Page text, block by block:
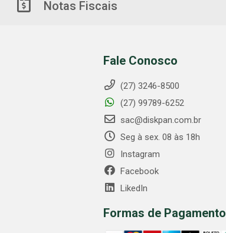
Notas Fiscais
Fale Conosco
(27) 3246-8500
(27) 99789-6252
sac@diskpan.com.br
Seg à sex. 08 às 18h
Instagram
Facebook
LikedIn
Formas de Pagamento